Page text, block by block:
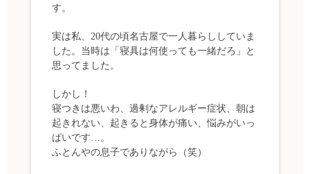
す。
実は私、20代の頃名古屋で一人暮らししていま
した。当時は「寝具は何使っても一緒だろ」と
思ってました。
しかし！
寝つきは悪いわ、過剰なアレルギー症状、朝は
起きれない、起きると身体が痛い、悩みがいっ
ぱいです…。
ふとんやの息子でありながら（笑）